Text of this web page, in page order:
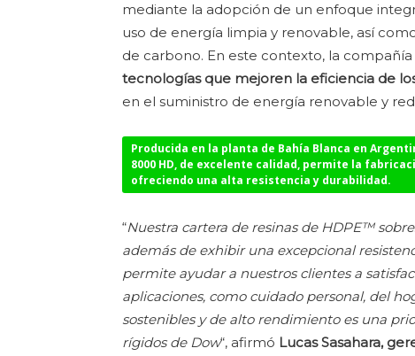
mediante la adopción de un enfoque
uso de energía limpia y renovable, así
de carbono. En este contexto, la compañía
tecnologías que mejoren la eficiencia de
en el suministro de energía renovable y
Producida en la planta de Bahía Blanca en
8000 HD, de excelente calidad, permite la
ofreciendo una alta resistencia y durabilidad.
“Nuestra cartera de resinas de HDPE™
además de exhibir una excepcional
permite ayudar a nuestros clientes a
aplicaciones, como cuidado personal, del
sostenibles y de alto rendimiento es una
rígidos de Dow“, afirmó Lucas Sasahara,